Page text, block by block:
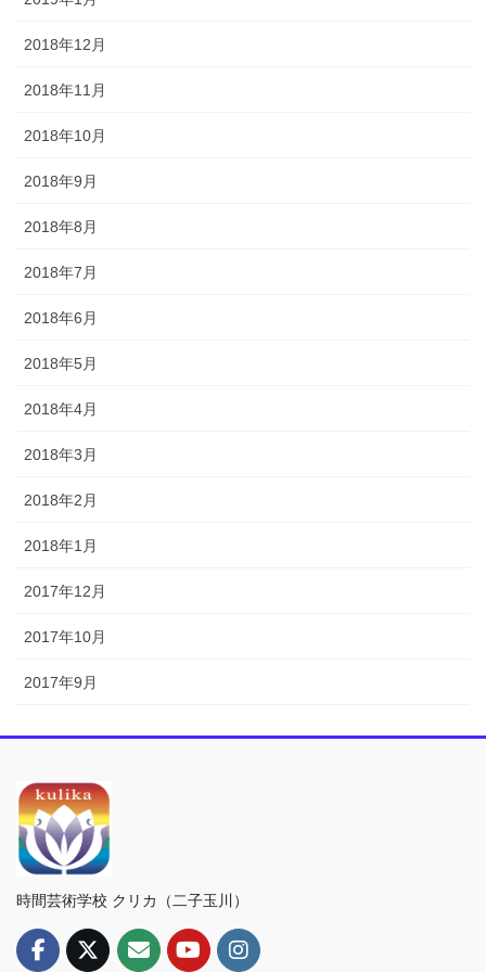
2018年12月
2018年11月
2018年10月
2018年9月
2018年8月
2018年7月
2018年6月
2018年5月
2018年4月
2018年3月
2018年2月
2018年1月
2017年12月
2017年10月
2017年9月
時間芸術学校 クリカ（二子玉川）